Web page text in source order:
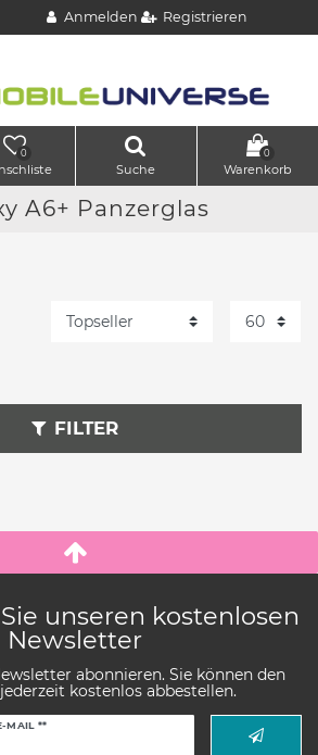
Anmelden Registrieren
0
Suche
0
Warenkorb
A6+ Panzerglas
FILTER
unseren kostenlosen
Newsletter
abonnieren. Sie können den
kostenlos abbestellen.
MAIL **